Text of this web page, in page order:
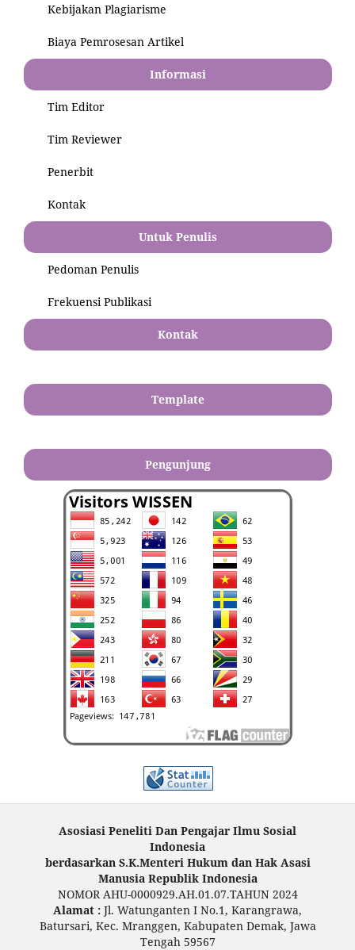
Kebijakan Plagiarisme
Biaya Pemrosesan Artikel
Informasi
Tim Editor
Tim Reviewer
Penerbit
Kontak
Untuk Penulis
Pedoman Penulis
Frekuensi Publikasi
Kontak
Template
Pengunjung
Asosiasi Peneliti Dan Pengajar Ilmu Sosial
Indonesia
berdasarkan S.K.Menteri Hukum dan Hak Asasi
Manusia Republik Indonesia
NOMOR AHU-0000929.AH.01.07.TAHUN 2024
Alamat : Jl. Watunganten I No.1, Karangrawa,
Batursari, Kec. Mranggen, Kabupaten Demak, Jawa
Tengah 59567